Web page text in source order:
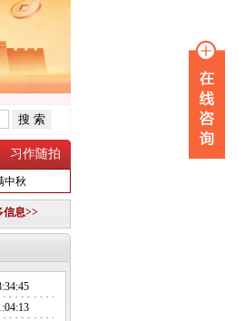
习作随拍
中秋
南图片网模特队的公告
信息>>